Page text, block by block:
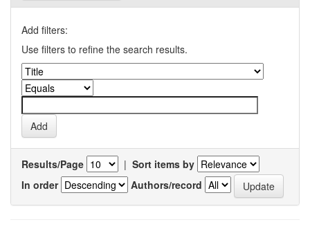
Add filters:
Use filters to refine the search results.
Results/Page | Sort items by
In order
Authors/record